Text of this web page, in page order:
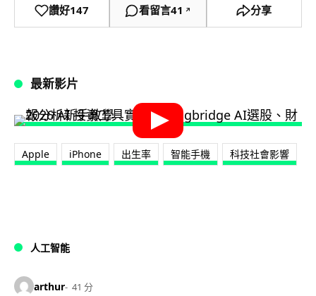
讚好147 看留言41 ↗ 分享
最新影片
Apple iPhone 出生率 智能手機 科技社會影響
人工智能
arthur 41 分